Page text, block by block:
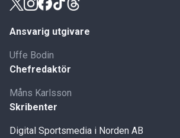
Ansvarig utgivare
Uffe Bodin
Chefredaktör
Måns Karlsson
Skribenter
Digital Sportsmedia i Norden AB